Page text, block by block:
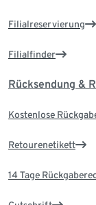
Filialreservierung
Filialfinder
Rücksendung &
Kostenlose
Retourenetikett
14 Tage